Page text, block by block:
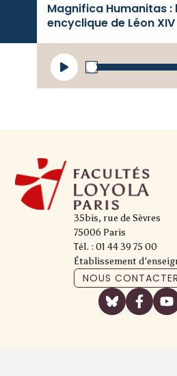
Magnifica Humanitas :
encyclique de Léon XIV
Lecteur
audio
35bis, rue de Sèvres
75006 Paris
Tél. : 01 44 39 75 00
Établissement
NOUS CONTACTER